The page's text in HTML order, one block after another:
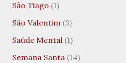
São Tiago (1)
São Valentim(3)
Saúde Mental(1)
Semana Santa(14)